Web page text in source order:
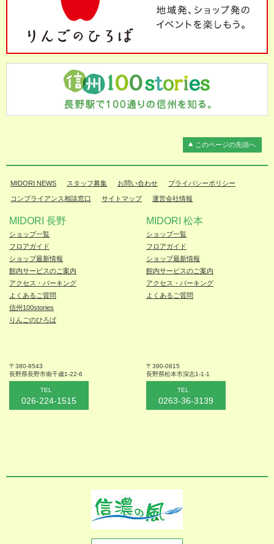
このページの先頭へ
MIDORI NEWS スタッフ募集 お問い合わせ プライバシーポリシー
コンプライアンス相談窓口 サイトマップ 運営会社情報
MIDORI 長野
ショップ一覧
フロアガイド
ショップ最新情報
館内サービスのご案内
アクセス・パーキング
よくあるご質問
信州100stories
りんごのひろば
〒380-8543
長野県長野市南千歳1-22-6
TEL
026-224-1515
MIDORI 松本
ショップ一覧
フロアガイド
ショップ最新情報
館内サービスのご案内
アクセス・パーキング
よくあるご質問
〒390-0815
長野県松本市深志1-1-1
TEL
0263-36-3139